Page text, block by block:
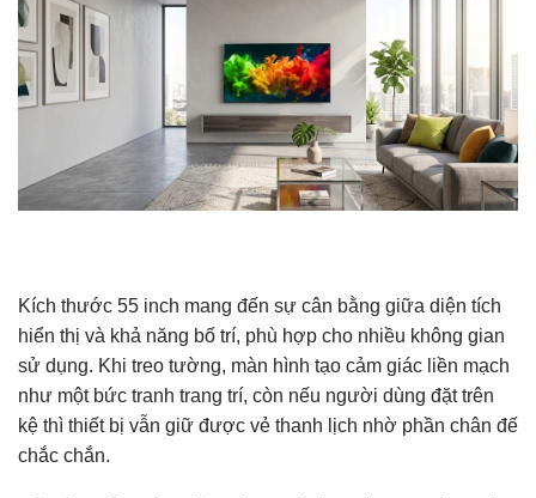
Kích thước 55 inch mang đến sự cân bằng giữa diện tích
hiển thị và khả năng bố trí, phù hợp cho nhiều không gian
sử dụng. Khi treo tường, màn hình tạo cảm giác liền mạch
như một bức tranh trang trí, còn nếu người dùng đặt trên
kệ thì thiết bị vẫn giữ được vẻ thanh lịch nhờ phần chân đế
chắc chắn.